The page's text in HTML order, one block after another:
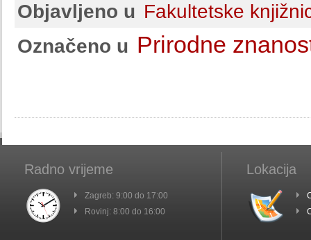
Objavljeno u Fakultetske
Označeno u Prirodne
Radno vrijeme
Zagreb: 9:00 do 17:00
Rovinj: 8:00 do 16:00
Lokacija